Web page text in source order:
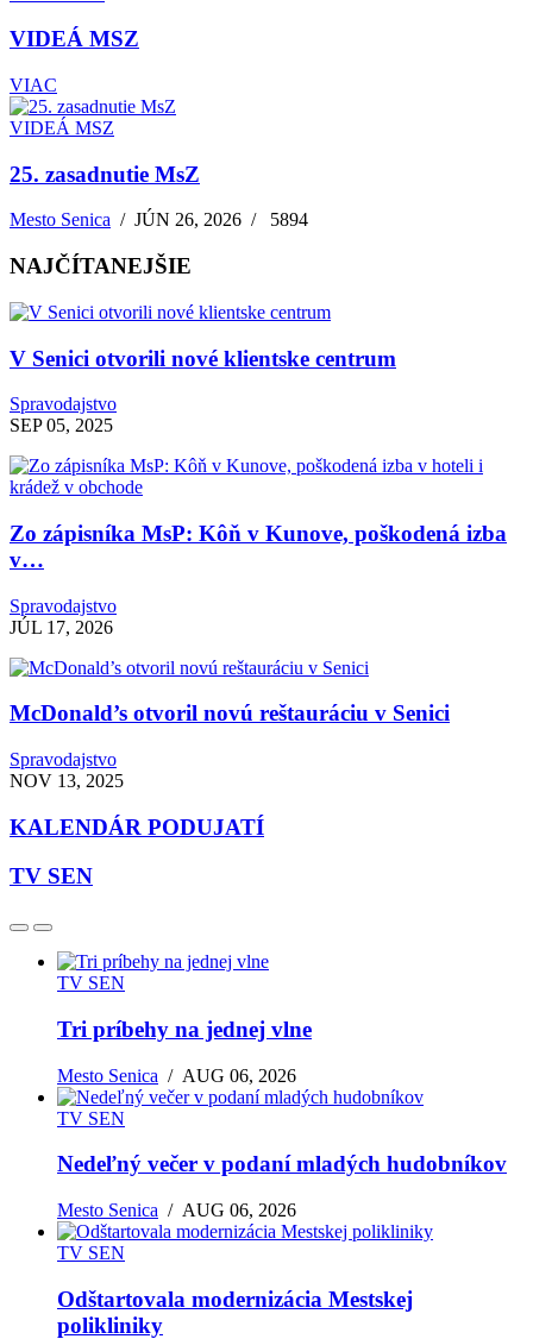
VIDEÁ MSZ
VIAC
VIDEÁ MSZ
25. zasadnutie MsZ
Mesto Senica /JÚN 26, 2026 / 5894
NAJČÍTANEJŠIE
V Senici otvorili nové klientske centrum
Spravodajstvo
SEP 05, 2025
Zo zápisníka MsP: Kôň v Kunove, poškodená izba
v…
Spravodajstvo
JÚL 17, 2026
McDonald’s otvoril novú reštauráciu v Senici
Spravodajstvo
NOV 13, 2025
KALENDÁR PODUJATÍ
TV SEN
TV SEN
Tri príbehy na jednej vlne
Mesto Senica /AUG 06, 2026
TV SEN
Nedeľný večer v podaní mladých hudobníkov
Mesto Senica /AUG 06, 2026
TV SEN
Odštartovala modernizácia Mestskej
polikliniky